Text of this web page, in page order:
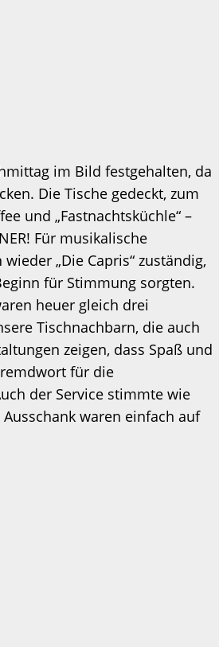
im Bild festgehalten, da
Die Tische gedeckt, zum
und „Fastnachtsküchle“ –
Für musikalische
„Die Capris“ zuständig,
für Stimmung sorgten.
heuer gleich drei
Tischnachbarn, die auch
zeigen, dass Spaß und
für die
der Service stimmte wie
waren einfach auf